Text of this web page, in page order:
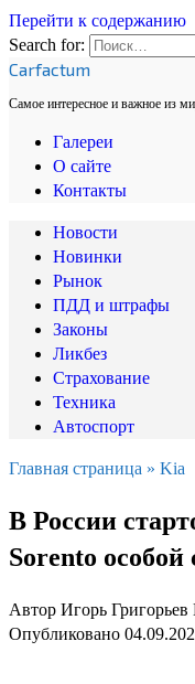
Перейти к содержанию
Search for:
Carfactum
Самое интересное и важное из
Галереи
О сайте
Контакты
Новости
Новинки
Рынок
ПДД и штрафы
Законы
Ликбез
Страхование
Техника
Автоспорт
Главная страница » Kia
В России
Sorento
Автор Игорь Григорьев
Опубликовано